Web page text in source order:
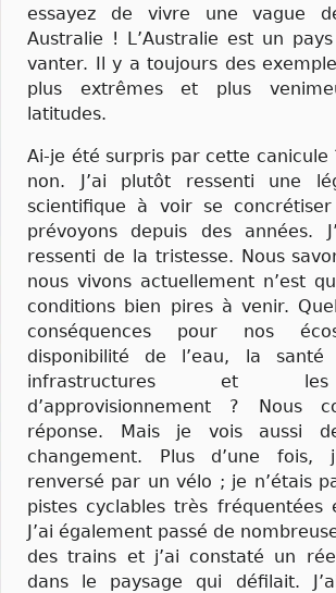
essayez de vivre une vague
Australie ! L’Australie est un
vanter. Il y a toujours des
plus extrêmes et plus
latitudes.
Ai-je été surpris par cette canicule
non. J’ai plutôt ressenti une
scientifique à voir se
prévoyons depuis des années.
ressenti de la tristesse. Nous
nous vivons actuellement n’est
conditions bien pires à venir.
conséquences pour nos
disponibilité de l’eau, la santé
infrastructures et
d’approvisionnement ? Nous
réponse. Mais je vois aussi
changement. Plus d’une fois,
renversé par un vélo ; je n’étais
pistes cyclables très fréquentées
J’ai également passé de
des trains et j’ai constaté un
dans le paysage qui défilait.